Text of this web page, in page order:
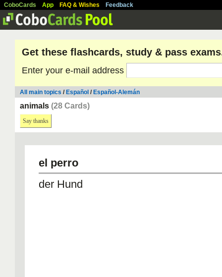
CoboCards App FAQ & Wishes Feedback
Get these flashcards, study & pass
Enter your e-mail address
All main topics / Español / Español-Alemán
animals (28 Cards)
Say thanks
el perro
der Hund